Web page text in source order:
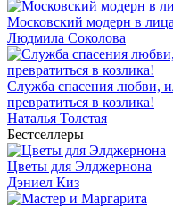
Московский модерн в
Людмила Соколова
Служба спасения любви,
превратиться в козлика!
Наталья Толстая
Бестселлеры
Цветы для Элджернона
Дэниел Киз